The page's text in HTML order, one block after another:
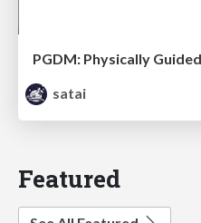
satai
Featured